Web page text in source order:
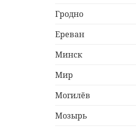
Гродно
Ереван
Минск
Мир
Могилёв
Мозырь